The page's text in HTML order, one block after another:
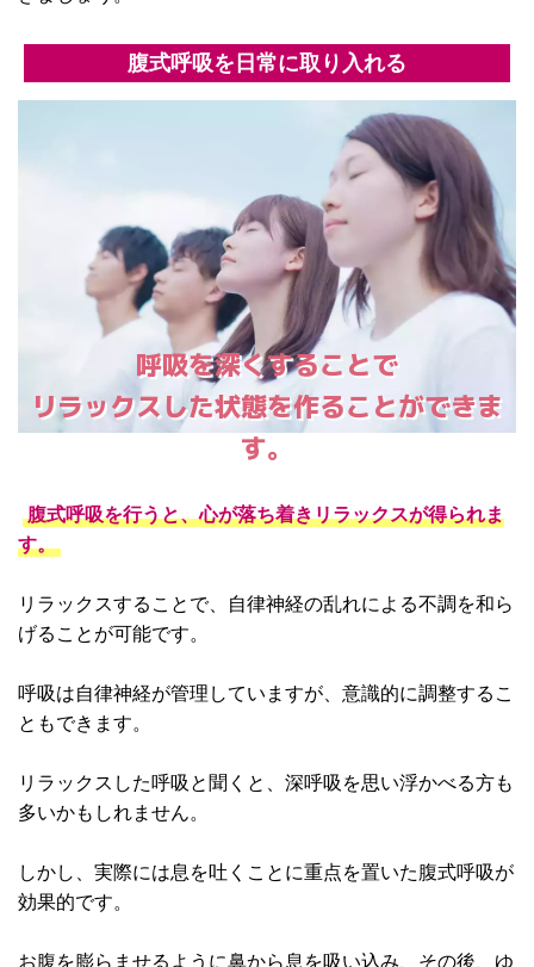
腹式呼吸を日常に取り入れる
呼吸を深くすることで
リラックスした状態を作ることができま
す。
腹式呼吸を行うと、心が落ち着きリラックスが得られま
す。
リラックスすることで、自律神経の乱れによる不調を和ら
げることが可能です。
呼吸は自律神経が管理していますが、意識的に調整するこ
ともできます。
リラックスした呼吸と聞くと、深呼吸を思い浮かべる方も
多いかもしれません。
しかし、実際には息を吐くことに重点を置いた腹式呼吸が
効果的です。
お腹を膨らませるように鼻から息を吸い込み、その後、ゆ